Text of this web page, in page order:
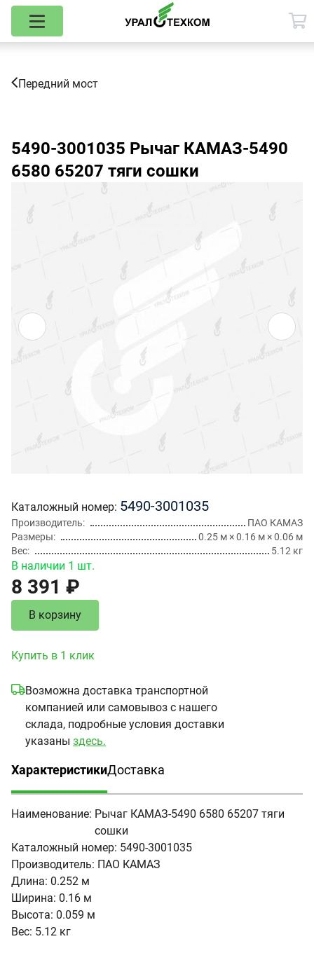
Передний мост
5490-3001035 Рычаг КАМАЗ-5490
6580 65207 тяги сошки
Каталожный номер 5490-3001035
Производитель
ПАО КАМАЗ
Размеры
0.25 м × 0.16 м × 0.06 м
Вес
5.12 кг
В наличии 1 шт.
8 391 ₽
В корзину
Купить в 1 клик
Возможна доставка транспортной
компанией или самовывоз с нашего
склада, подробные условия доставки
указаны здесь.
Характеристики
(активная вкладка)
Доставка
Наименование: Рычаг КАМАЗ-5490 6580 65207 тяги
сошки
Каталожный номер: 5490-3001035
Производитель: ПАО КАМАЗ
Длина: 0.252 м
Ширина: 0.16 м
Высота: 0.059 м
Вес: 5.12 кг